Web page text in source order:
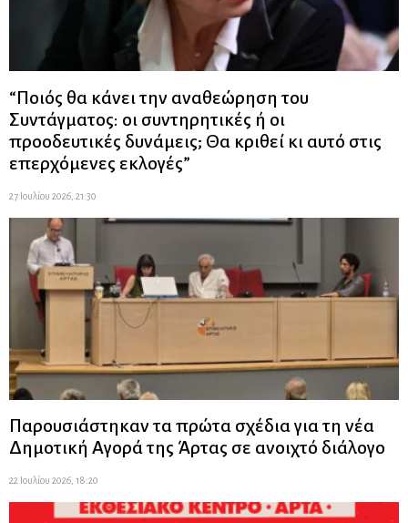
“Ποιός θα κάνει την αναθεώρηση του
Συντάγματος: οι συντηρητικές ή οι
προοδευτικές δυνάμεις; Θα κριθεί κι αυτό στις
επερχόμενες εκλογές”
27 Ιουλίου 2026, 21:30
Παρουσιάστηκαν τα πρώτα σχέδια για τη νέα
Δημοτική Αγορά της Άρτας σε ανοιχτό διάλογο
22 Ιουλίου 2026, 18:20